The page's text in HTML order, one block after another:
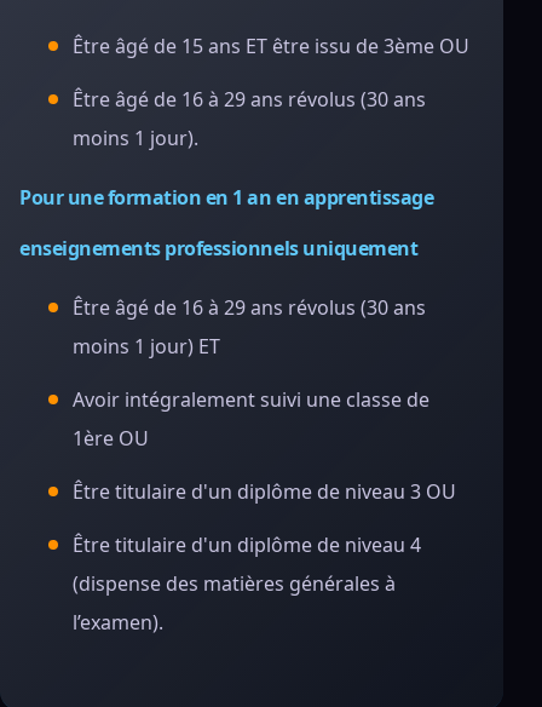
Être âgé de 15 ans ET être issu de 3ème OU
Être âgé de 16 à 29 ans révolus (30 ans
moins 1 jour).
Pour une formation en 1 an en apprentissage
enseignements professionnels uniquement
Être âgé de 16 à 29 ans révolus (30 ans
moins 1 jour) ET
Avoir intégralement suivi une classe de
1ère OU
Être titulaire d'un diplôme de niveau 3 OU
Être titulaire d'un diplôme de niveau 4
(dispense des matières générales à
l’examen).